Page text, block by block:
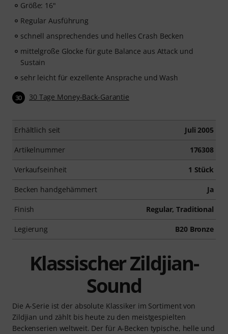
Größe: 16"
Regular Ausführung
schnell ansprechendes und helles Crash Becken
mittelgroße Glocke für gute Balance aus Attack und
Sustain
sehr leicht für exzellente Ansprache und Wash
30 30 Tage Money-Back-Garantie
Erhältlich seit Juli 2005
Artikelnummer 176308
Verkaufseinheit 1 Stück
Becken handgehämmert Ja
Finish Regular, Traditional
Legierung B20 Bronze
Klassischer Zildjian-
Sound
Die A-Serie ist der absolute Klassiker im Sortiment von
Zildjian und zählt bis heute zu den meistgespielten
Beckenserien weltweit. Der für A-Becken typische, helle und